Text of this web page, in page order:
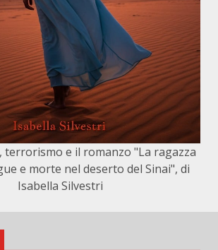
terrorismo e il romanzo "La ragazza
e morte nel deserto del Sinai", di
Isabella Silvestri